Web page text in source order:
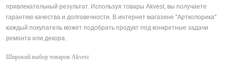
привлекательный результат. Используя товары Akvest, вы получаете
гарантию качества и долговечности. В интернет магазине "Артколорика"
каждый покупатель может подобрать продукт под конкретные задачи
ремонта или декора.
Широкий выбор товаров Akvest